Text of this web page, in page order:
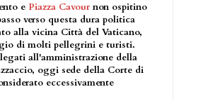
e Piazza Cavour non ospitino
verso questa dura politica
alla vicina Città del Vaticano,
di molti pellegrini e turisti.
all'amministrazione della
oggi sede della Corte di
eccessivamente